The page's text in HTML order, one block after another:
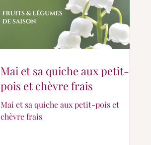
Mai et sa quiche aux petit-
pois et chèvre frais
Mai et sa quiche aux petit-pois et
chèvre frais